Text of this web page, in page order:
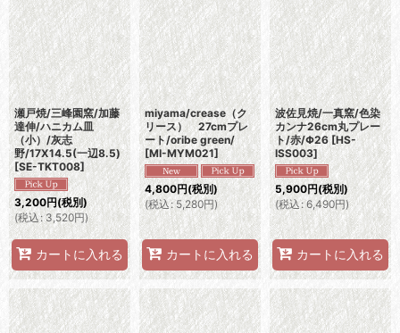
瀬戸焼/三峰園窯/加藤
達伸/ハニカム皿
（小）/灰志
野/17X14.5(一辺8.5)
[SE-TKT008]
3,200円(税別)
(税込: 3,520円)
カートに入れる
miyama/crease（ク
リース） 27cmプレ
ート/oribe green/
[MI-MYM021]
4,800円(税別)
(税込: 5,280円)
カートに入れる
波佐見焼/一真窯/色染
カンナ26cm丸プレー
ト/赤/Φ26 [HS-
ISS003]
5,900円(税別)
(税込: 6,490円)
カートに入れる